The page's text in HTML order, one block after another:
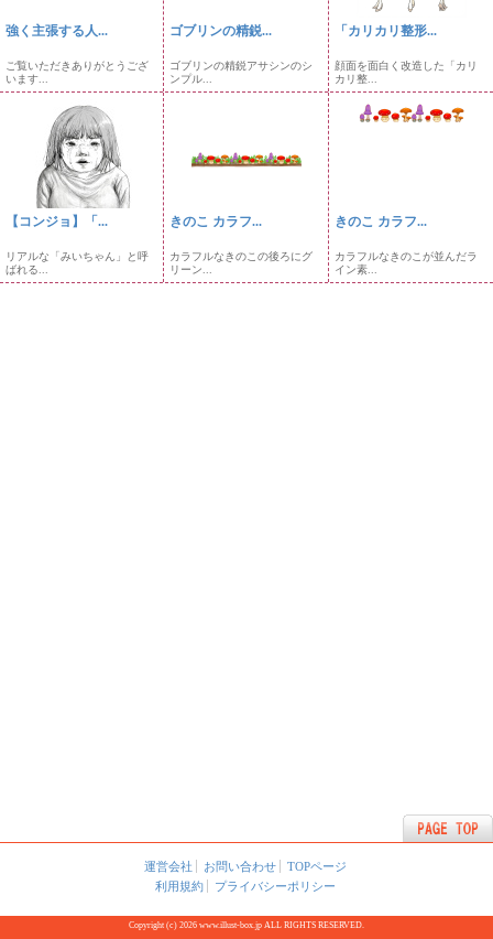
強く主張する人...
ご覧いただきありがとうござ
います...
ゴブリンの精鋭...
ゴブリンの精鋭アサシンのシ
ンプル...
「カリカリ整形...
顔面を面白く改造した「カリ
カリ整...
【コンジョ】「...
リアルな「みいちゃん」と呼
ばれる...
きのこ カラフ...
カラフルなきのこの後ろにグ
リーン...
きのこ カラフ...
カラフルなきのこが並んだラ
イン素...
運営会社 お問い合わせ
TOPページ
利用規約
プライバシーポリシー
Copyright (c) 2026 www.illust-box.jp ALL RIGHTS RESERVED.